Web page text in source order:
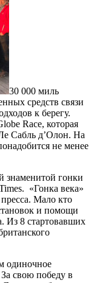
30 000 миль
средств связи
к берегу.
Race, которая
Сабль д’Олон. На
не менее
знаменитой гонки
«Гонка века»
Мало кто
и помощи
Из 8 стартовавших
одиночное
За свою победу в